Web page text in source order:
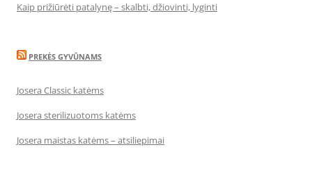
Kaip prižiūrėti patalynę – skalbti, džiovinti, lyginti
PREKĖS GYVŪNAMS
Josera Classic katėms
Josera sterilizuotoms katėms
Josera maistas katėms – atsiliepimai